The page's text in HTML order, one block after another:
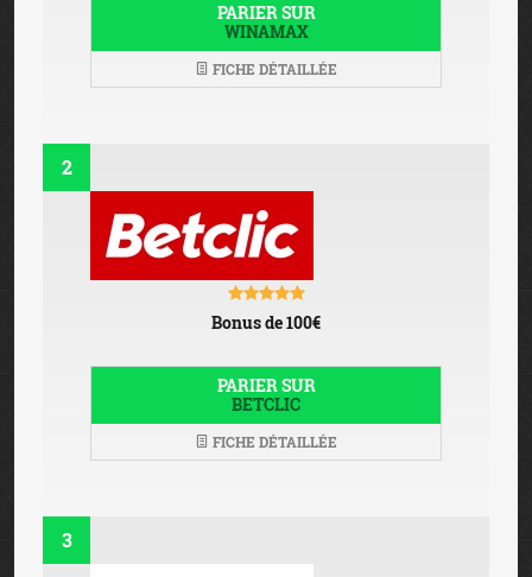
PARIER SUR
WINAMAX
FICHE DÉTAILLÉE
2
Bonus de 100€
PARIER SUR
BETCLIC
FICHE DÉTAILLÉE
3